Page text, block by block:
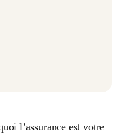
l’assurance est votre